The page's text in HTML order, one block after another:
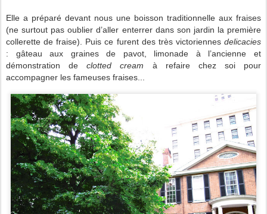
Elle a préparé devant nous une boisson traditionnelle aux fraises
(ne surtout pas oublier d’aller enterrer dans son jardin la première
collerette de fraise). Puis ce furent des très victoriennes delicacies
: gâteau aux graines de pavot, limonade à l’ancienne et
démonstration declotted cream à refaire chez soi pour
accompagner les fameuses fraises...